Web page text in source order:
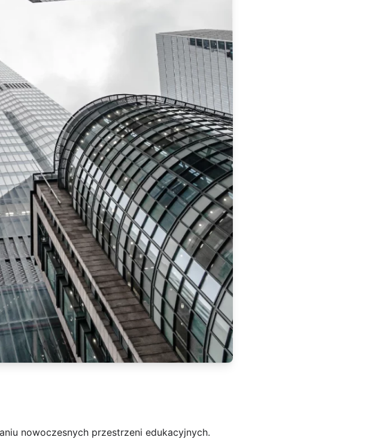
nowoczesnych przestrzeni edukacyjnych.